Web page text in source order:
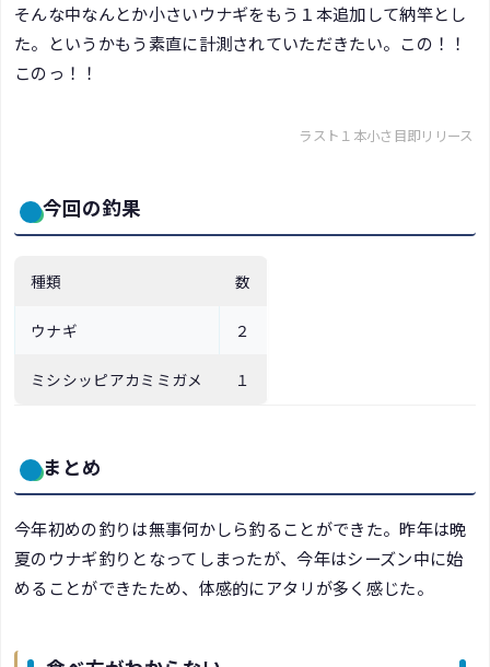
そんな中なんとか小さいウナギをもう１本追加して納竿とし
た。というかもう素直に計測されていただきたい。この！！
このっ！！
ラスト１本小さ目即リリース
今回の釣果
種類 数
ウナギ ２
ミシシッピアカミミガメ １
まとめ
今年初めの釣りは無事何かしら釣ることができた。昨年は晩
夏のウナギ釣りとなってしまったが、今年はシーズン中に始
めることができたため、体感的にアタリが多く感じた。